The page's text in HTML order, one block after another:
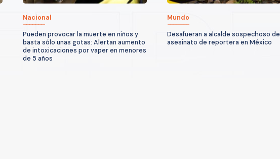
Nacional
Pueden provocar la muerte en niños y
basta sólo unas gotas: Alertan aumento
de intoxicaciones por vaper en menores
de 5 años
Mundo
Desafueran a alcalde sospechoso de
asesinato de reportera en México